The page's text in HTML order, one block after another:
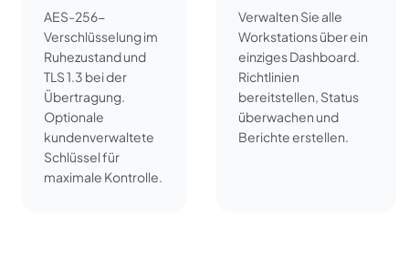
AES-256-
Verschlüsselung im
Ruhezustand und
TLS 1.3 bei der
Übertragung.
Optionale
kundenverwaltete
Schlüssel für
maximale Kontrolle.
Verwalten Sie alle
Workstations über ein
einziges Dashboard.
Richtlinien
bereitstellen, Status
überwachen und
Berichte erstellen.